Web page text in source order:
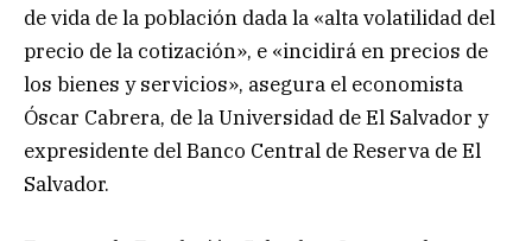
de vida de la población dada la «alta volatilidad del
precio de la cotización», e «incidirá en precios de
los bienes y servicios», asegura el economista
Óscar Cabrera, de la Universidad de El Salvador y
expresidente del Banco Central de Reserva de El
Salvador.